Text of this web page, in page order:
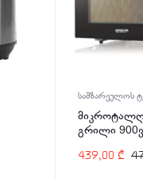
სამზარეულოს
გრილი
2574
439,00 ₾